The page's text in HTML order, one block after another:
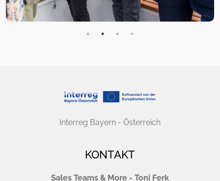
Interreg Bayern - Österreich
KONTAKT
Sales Teams & More - Toni Ferk